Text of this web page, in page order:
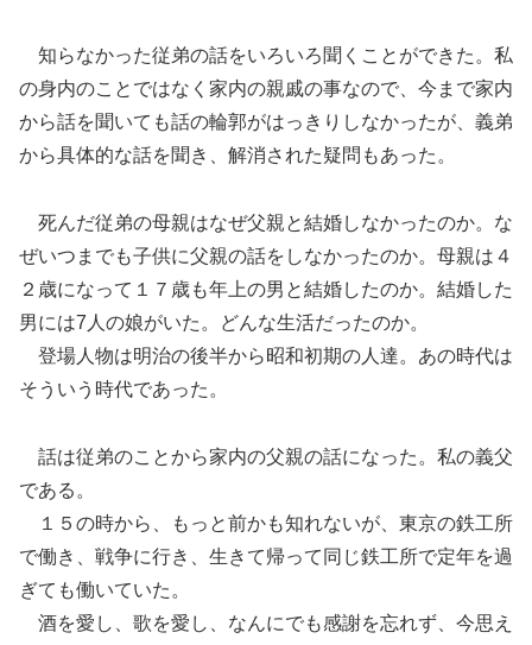
知らなかった従弟の話をいろいろ聞くことができた。私
の身内のことではなく家内の親戚の事なので、今まで家内
から話を聞いても話の輪郭がはっきりしなかったが、義弟
から具体的な話を聞き、解消された疑問もあった。
死んだ従弟の母親はなぜ父親と結婚しなかったのか。な
ぜいつまでも子供に父親の話をしなかったのか。母親は４
２歳になって１７歳も年上の男と結婚したのか。結婚した
男には7人の娘がいた。どんな生活だったのか。
登場人物は明治の後半から昭和初期の人達。あの時代は
そういう時代であった。
話は従弟のことから家内の父親の話になった。私の義父
である。
１５の時から、もっと前かも知れないが、東京の鉄工所
で働き、戦争に行き、生きて帰って同じ鉄工所で定年を過
ぎても働いていた。
酒を愛し、歌を愛し、なんにでも感謝を忘れず、今思え